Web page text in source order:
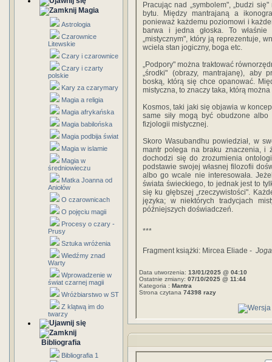
Magia
Astrologia
Czarownice
Litewskie
Czary i czarownice
Czary i czarty
polskie
Kary za czarymary
Magia a religia
Magia afrykańska
Magia babilońska
Magia podbija świat
Magia w islamie
Magia w
średniowieczu
Matka Joanna od
Aniołów
O czarownicach
O pojęciu magii
Procesy o czary -
Prusy
Sztuka wróżenia
Wiedźmy znad
Warty
Wprowadzenie w
świat czarnej magii
Wróżbiarstwo w ST
Z klątwą im do
twarzy
Bibliografia
Bibliografia 1
Pracując nad „symbolem", „budzi
bytu. Między mantrajaną a
ponieważ każdemu poziomowi i
barwa i jedna głoska. To
„mistycznym", który ją reprezentuje,
wciela stan jogiczny, boga etc.
„Podpory" można traktować
„środki" (obrazy, mantrajanę), aby
boską, którą się chce opanować.
mistyczna, to znaczy taka, którą
Kosmos, taki jaki się objawia w
same siły mogą być obudzone
fizjologii mistycznej.
Skoro Wasubandhu powiedział, w
mantr polega na braku znaczenia, i
dochodzi się do zrozumienia
podstawie swojej własnej filozofii
albo go wcale nie interesowała.
świata świeckiego, to jednak jest to
się ku głębszej „rzeczywistości".
języka; w niektórych tradycjach
późniejszych doświadczeń.
***
Fragment książki: Mircea Eliade -
Data utworzenia: 13/01/2025 @ 04:10
Ostatnie zmiany: 07/10/2025 @ 11:44
Kategoria : Mantra
Strona czytana 74398 razy